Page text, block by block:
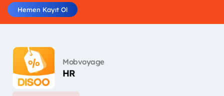
Hemen Kayıt Ol
Mobvoyage
HR